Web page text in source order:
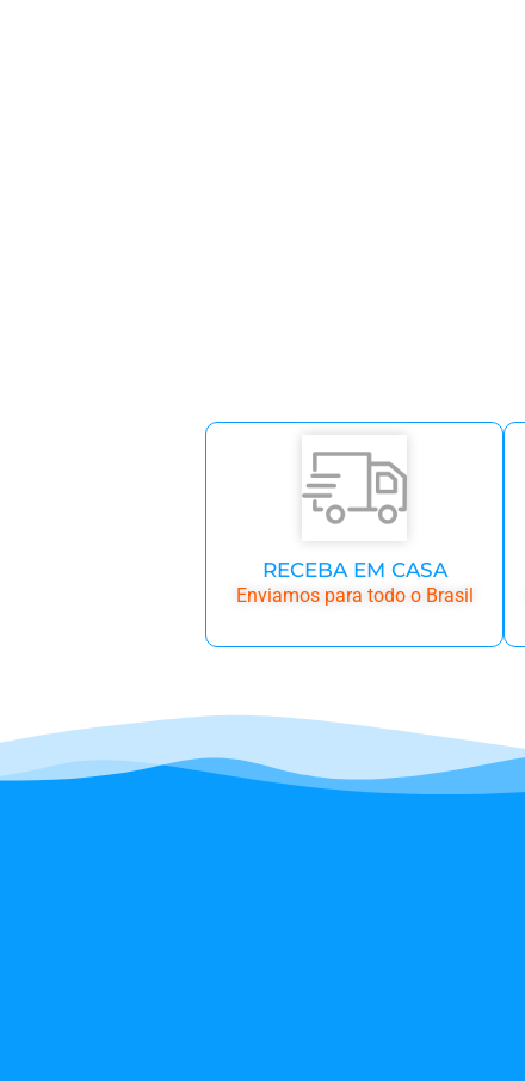
RECEBA EM CASA
Enviamos para todo o Brasil